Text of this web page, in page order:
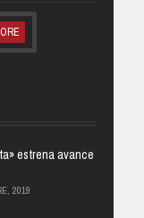
estrena avance
2019